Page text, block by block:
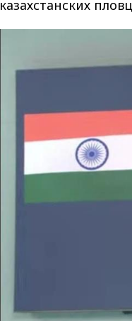
казахстанских